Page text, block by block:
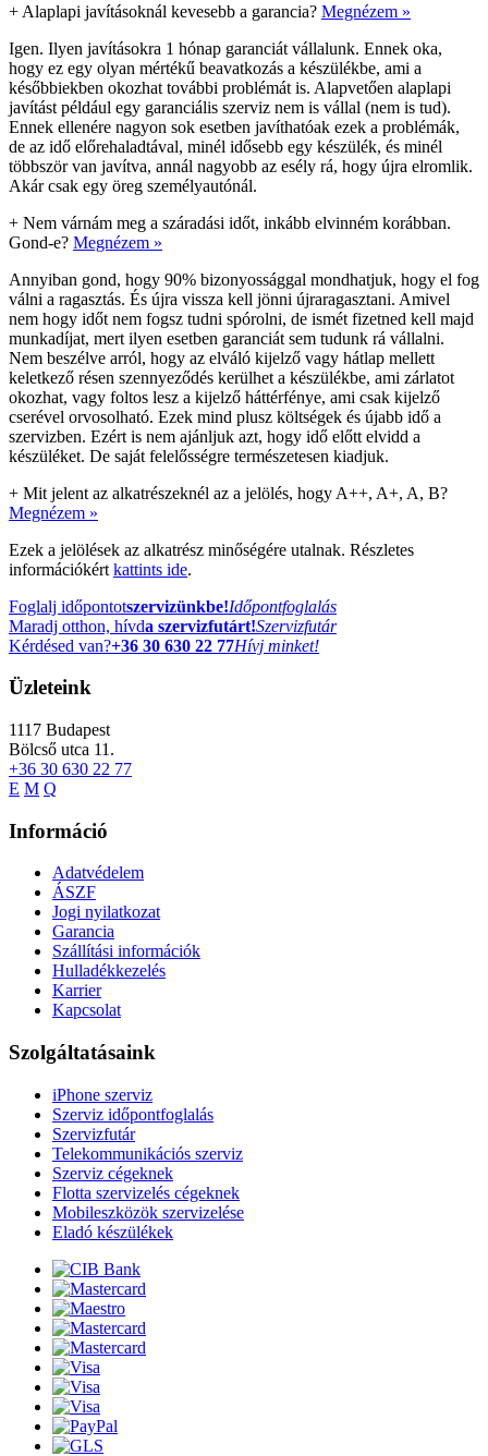
+ Alaplapi javításoknál kevesebb a garancia? Megnézem »
Igen. Ilyen javításokra 1 hónap garanciát vállalunk. Ennek oka,
hogy ez egy olyan mértékű beavatkozás a készülékbe, ami a
későbbiekben okozhat további problémát is. Alapvetően alaplapi
javítást például egy garanciális szerviz nem is vállal (nem is tud).
Ennek ellenére nagyon sok esetben javíthatóak ezek a problémák,
de az idő előrehaladtával, minél idősebb egy készülék, és minél
többször van javítva, annál nagyobb az esély rá, hogy újra elromlik.
Akár csak egy öreg személyautónál.
+ Nem várnám meg a száradási időt, inkább elvinném korábban.
Gond-e? Megnézem »
Annyiban gond, hogy 90% bizonyossággal mondhatjuk, hogy el fog
válni a ragasztás. És újra vissza kell jönni újraragasztani. Amivel
nem hogy időt nem fogsz tudni spórolni, de ismét fizetned kell majd
munkadíjat, mert ilyen esetben garanciát sem tudunk rá vállalni.
Nem beszélve arról, hogy az elváló kijelző vagy hátlap mellett
keletkező résen szennyeződés kerülhet a készülékbe, ami zárlatot
okozhat, vagy foltos lesz a kijelző háttérfénye, ami csak kijelző
cserével orvosolható. Ezek mind plusz költségek és újabb idő a
szervizben. Ezért is nem ajánljuk azt, hogy idő előtt elvidd a
készüléket. De saját felelősségre természetesen kiadjuk.
+ Mit jelent az alkatrészeknél az a jelölés, hogy A++, A+, A, B?
Megnézem »
Ezek a jelölések az alkatrész minőségére utalnak. Részletes
információkért kattints ide.
Foglalj időpontotszervizünkbe!Időpontfoglalás
Maradj otthon, hívda szervizfutárt!Szervizfutár
Kérdésed van?+36 30 630 22 77Hívj minket!
Üzleteink
1117 Budapest
Bölcső utca 11.
+36 30 630 22 77
E M Q
Információ
Adatvédelem
ÁSZF
Jogi nyilatkozat
Garancia
Szállítási információk
Hulladékkezelés
Karrier
Kapcsolat
Szolgáltatásaink
iPhone szerviz
Szerviz időpontfoglalás
Szervizfutár
Telekommunikációs szerviz
Szerviz cégeknek
Flotta szervizelés cégeknek
Mobileszközök szervizelése
Eladó készülékek